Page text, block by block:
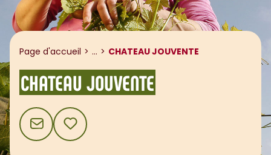
Page d'accueil ... Afficher le fil d'ariane
CHATEAU JOUVENTE
CHATEAU JOUVENTE
CONTACTAJOUTER AUX FAVORIS